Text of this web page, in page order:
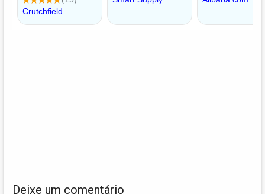
Deixe um comentário